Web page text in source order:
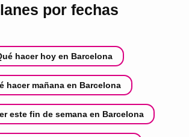
por fechas
hacer hoy en Barcelona
hacer mañana en Barcelona
este fin de semana en Barcelona